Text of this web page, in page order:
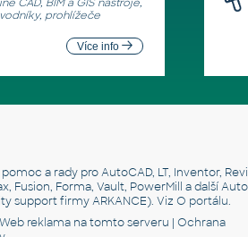
CAD, BIM a GIS nástroje,
prohlížeče
Více info
a rady pro AutoCAD, LT, Inventor,
Fusion, Forma, Vault, PowerMill a další
support firmy ARKANCE). Viz O portálu.
Web reklamana tomto serveru | Ochrana